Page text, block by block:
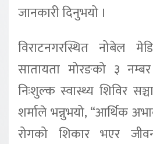
जानकारी दिनुभयो ।
विराटनगरस्थित नोबेल
सातायता मोरङको ३ नम्बर
निःशुल्क स्वास्थ्य शिविर
शर्माले भन्नुभयो, “आर्थिक
रोगको शिकार भएर